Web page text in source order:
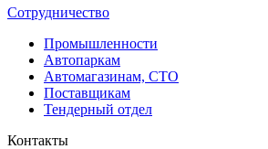
Сотрудничество
Промышленности
Автопаркам
Автомагазинам, СТО
Поставщикам
Тендерный отдел
Контакты